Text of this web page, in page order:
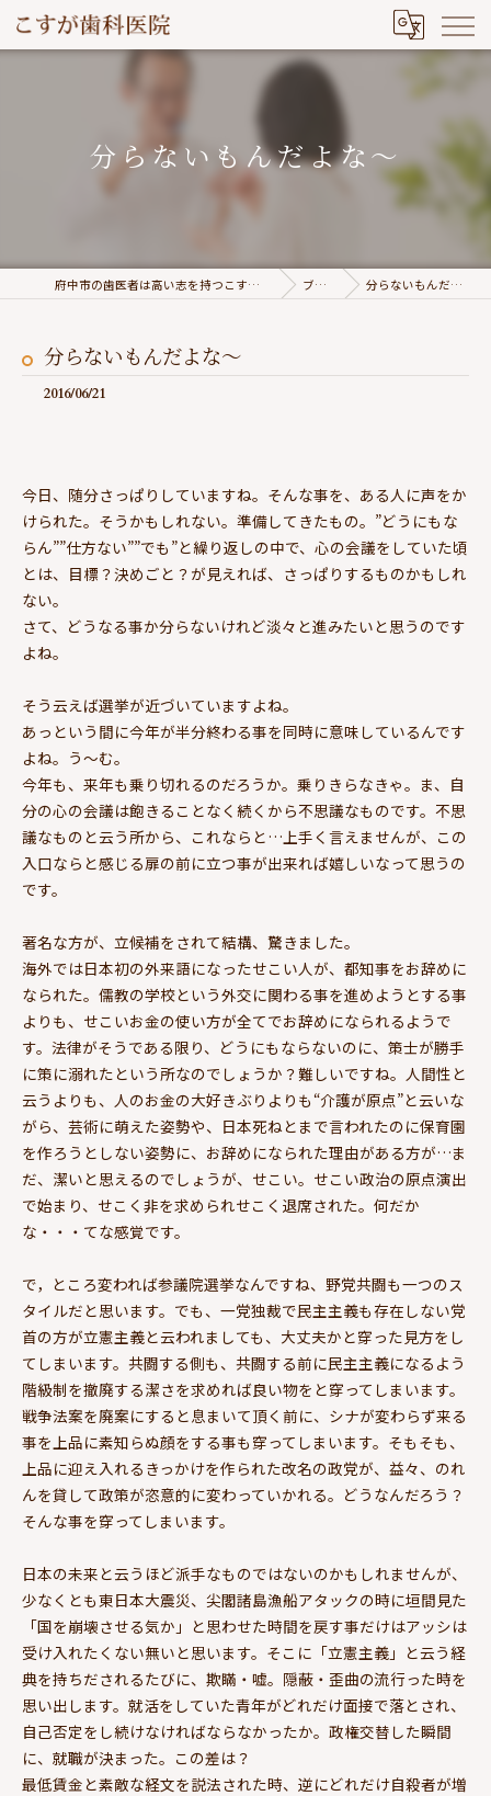
分らないもんだよな～
府中市の歯医者は高い志を持つこすが歯科医院 ブログ 分らないもんだよな～
分らないもんだよな～
2016/06/21
今日、随分さっぱりしていますね。そんな事を、ある人に声をか
けられた。そうかもしれない。準備してきたもの。”どうにもな
らん””仕方ない””でも”と繰り返しの中で、心の会議をしていた頃
とは、目標？決めごと？が見えれば、さっぱりするものかもしれ
ない。
さて、どうなる事か分らないけれど淡々と進みたいと思うのです
よね。
そう云えば選挙が近づいていますよね。
あっという間に今年が半分終わる事を同時に意味しているんです
よね。う～む。
今年も、来年も乗り切れるのだろうか。乗りきらなきゃ。ま、自
分の心の会議は飽きることなく続くから不思議なものです。不思
議なものと云う所から、これならと…上手く言えませんが、この
入口ならと感じる扉の前に立つ事が出来れば嬉しいなって思うの
です。
著名な方が、立候補をされて結構、驚きました。
海外では日本初の外来語になったせこい人が、都知事をお辞めに
なられた。儒教の学校という外交に関わる事を進めようとする事
よりも、せこいお金の使い方が全てでお辞めになられるようで
す。法律がそうである限り、どうにもならないのに、策士が勝手
に策に溺れたという所なのでしょうか？難しいですね。人間性と
云うよりも、人のお金の大好きぶりよりも“介護が原点”と云いな
がら、芸術に萌えた姿勢や、日本死ねとまで言われたのに保育園
を作ろうとしない姿勢に、お辞めになられた理由がある方が…ま
だ、潔いと思えるのでしょうが、せこい。せこい政治の原点演出
で始まり、せこく非を求められせこく退席された。何だか
な・・・てな感覚です。
で，ところ変われば参議院選挙なんですね、野党共闘も一つのス
タイルだと思います。でも、一党独裁で民主主義も存在しない党
首の方が立憲主義と云われましても、大丈夫かと穿った見方をし
てしまいます。共闘する側も、共闘する前に民主主義になるよう
階級制を撤廃する潔さを求めれば良い物をと穿ってしまいます。
戦争法案を廃案にすると息まいて頂く前に、シナが変わらず来る
事を上品に素知らぬ顔をする事も穿ってしまいます。そもそも、
上品に迎え入れるきっかけを作られた改名の政党が、益々、のれ
んを貸して政策が恣意的に変わっていかれる。どうなんだろう？
そんな事を穿ってしまいます。
日本の未来と云うほど派手なものではないのかもしれませんが、
少なくとも東日本大震災、尖閣諸島漁船アタックの時に垣間見た
「国を崩壊させる気か」と思わせた時間を戻す事だけはアッシは
受け入れたくない無いと思います。そこに「立憲主義」と云う経
典を持ちだされるたびに、欺瞞・嘘。隠蔽・歪曲の流行った時を
思い出します。就活をしていた青年がどれだけ面接で落とされ、
自己否定をし続けなければならなかったか。政権交替した瞬間
に、就職が決まった。この差は？
最低賃金と素敵な経文を説法された時、逆にどれだけ自殺者が増